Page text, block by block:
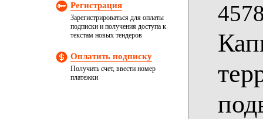
Регистрация
Зарегистрироваться для оплаты
подписки и получения доступа к
текстам новых тендеров
Оплатить подписку
Получить счет, ввести номер
платежки